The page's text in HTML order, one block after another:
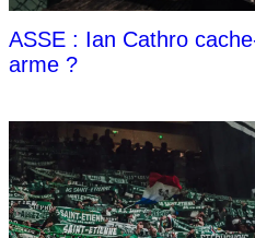
ASSE : Ian Cathro
arme ?